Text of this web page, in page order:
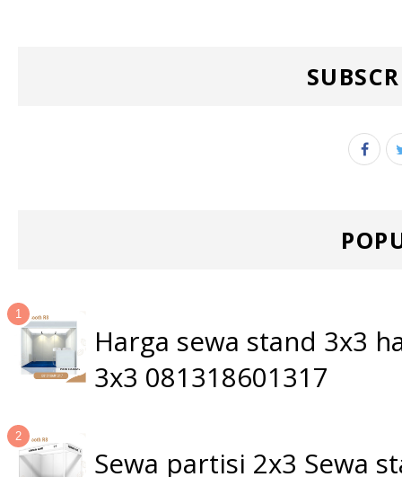
Harga sewa stand 3x3
3x3 081318601317
Sewa partisi 2x3 Sewa